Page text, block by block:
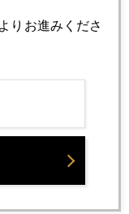
りお進みくださ